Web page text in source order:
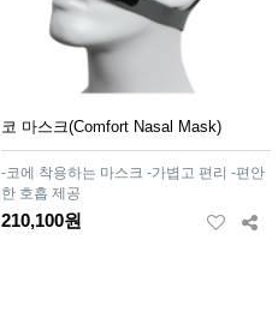
코 마스크(Comfort Nasal Mask)
-코에 착용하는 마스크 -가볍고 편리 -편안
한 호흡 제공
210,100원